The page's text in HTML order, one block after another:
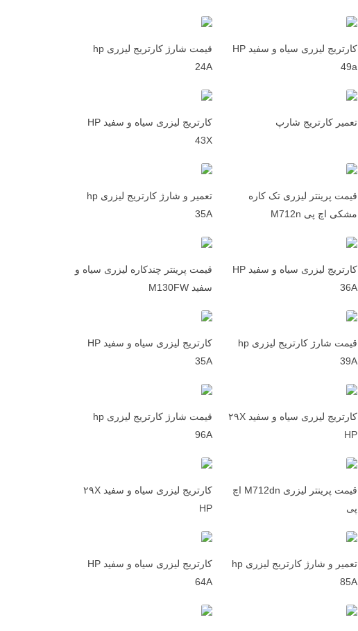
قیمت شارژ کارتریج لیزری hp
24A
کارتریج لیزری سیاه و سفید HP
49a
کارتریج لیزری سیاه و سفید HP
43X
تعمیر کارتریج شارپ
تعمیر و شارژ کارتریج لیزری hp
35A
قیمت پرینتر لیزری تک کاره
مشکی اچ پی M712n
قیمت پرینتر چندکاره لیزری سیاه و
سفید M130FW
کارتریج لیزری سیاه و سفید HP
36A
کارتریج لیزری سیاه و سفید HP
35A
قیمت شارژ کارتریج لیزری hp
39A
قیمت شارژ کارتریج لیزری hp
96A
کارتریج لیزری سیاه و سفید ۲۹X
HP
کارتریج لیزری سیاه و سفید ۲۹X
HP
قیمت پرینتر لیزری M712dn اچ
پی
کارتریج لیزری سیاه و سفید HP
64A
تعمیر و شارژ کارتریج لیزری hp
85A